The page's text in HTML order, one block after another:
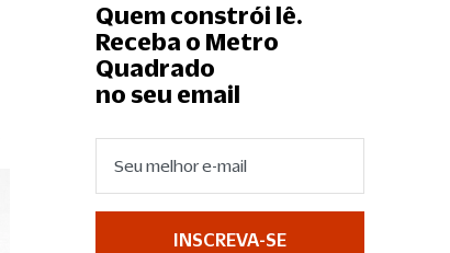
Quem constrói lê.
Receba o Metro
Quadrado
no seu email
INSCREVA-SE